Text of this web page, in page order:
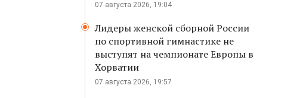
07 августа 2026, 19:04
Лидеры женской сборной России
по спортивной гимнастике не
выступят на чемпионате Европы в
Хорватии
07 августа 2026, 19:57